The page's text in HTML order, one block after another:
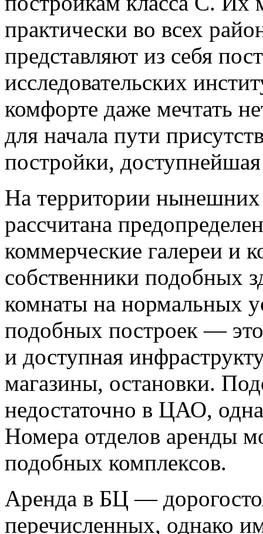
практически во всех
представляют из себя
исследовательских
комфорте даже мечтать
для начала пути
постройки,
На территории
рассчитана
коммерческие галереи и
собственники подобных
комнаты на нормальных
подобных построек —
и доступная
магазины, остановки.
недостаточно в ЦАО,
Номера отделов аренды
подобных комплексов.
Аренда в БЦ —
перечисленных, однако